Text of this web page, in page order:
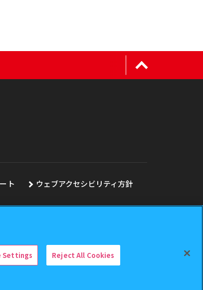
ト
ウェブアクセシビリティ方針
Settings Reject All Cookies